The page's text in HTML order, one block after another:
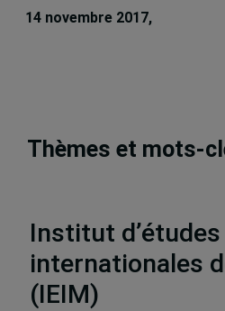
14 novembre 2017,
Thèmes et mots-
Institut d’études
internationales
(IEIM)